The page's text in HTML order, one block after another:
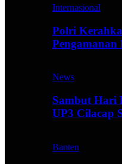
Internasional
Polri
News
Sambut Hari
UP3 Cilacap
Banten